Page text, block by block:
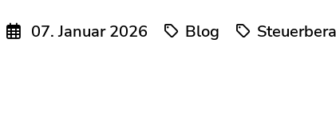
07. Januar 2026 Blog